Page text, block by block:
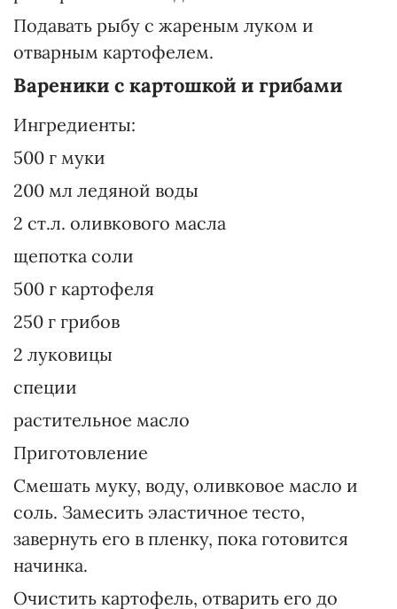
Подавать рыбу с жареным луком и
отварным картофелем.
Вареники с картошкой и грибами
Ингредиенты:
500 г муки
200 мл ледяной воды
2 ст.л. оливкового масла
щепотка соли
500 г картофеля
250 г грибов
2 луковицы
специи
растительное масло
Приготовление
Смешать муку, воду, оливковое масло и
соль. Замесить эластичное тесто,
завернуть его в пленку, пока готовится
начинка.
Очистить картофель, отварить его до